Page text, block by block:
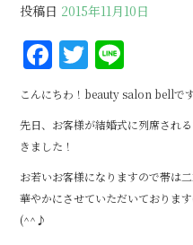
投稿日 2015年11月10日
F
a
c
e
b
o
T
w
it
te
r
n
e
こんにちわ！beauty salon bellです
先日、お客様が結婚式に列席され
きました！
お若いお客様になりますので帯は
華やかにさせていただいておりま
(^^♪